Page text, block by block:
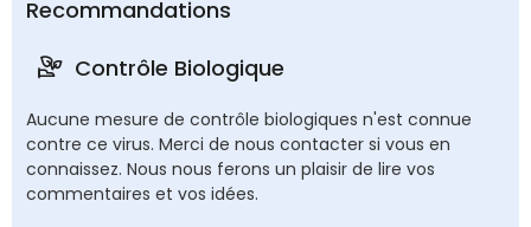
Recommandations
Contrôle Biologique
Aucune mesure de contrôle biologiques n'est connue
contre ce virus. Merci de nous contacter si vous en
connaissez. Nous nous ferons un plaisir de lire vos
commentaires et vos idées.